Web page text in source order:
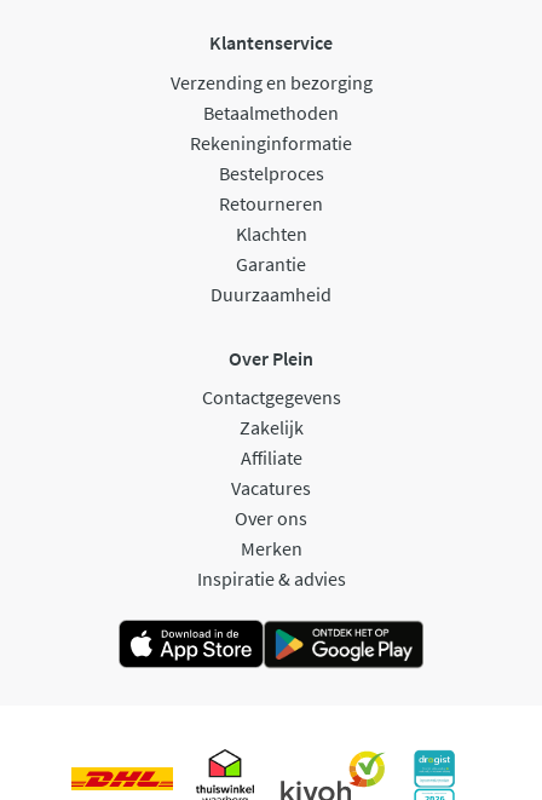
Klantenservice
Verzending en bezorging
Betaalmethoden
Rekeninginformatie
Bestelproces
Retourneren
Klachten
Garantie
Duurzaamheid
Over Plein
Contactgegevens
Zakelijk
Affiliate
Vacatures
Over ons
Merken
Inspiratie & advies